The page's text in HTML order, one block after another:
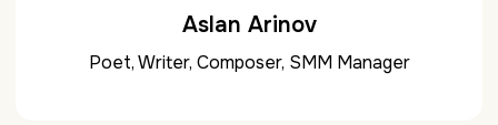
Aslan Arinov
Poet, Writer, Composer, SMM Manager